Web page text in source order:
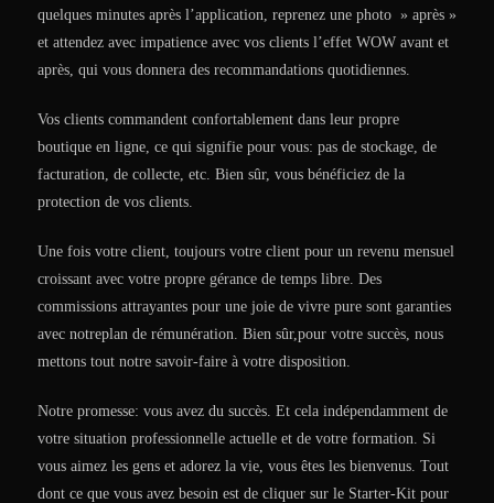
quelques minutes après l’application, reprenez une photo » après »
et attendez avec impatience avec vos clients l’effet WOW avant et
après, qui vous donnera des recommandations quotidiennes.
Vos clients commandent confortablement dans leur propre
boutique en ligne, ce qui signifie pour vous: pas de stockage, de
facturation, de collecte, etc. Bien sûr, vous bénéficiez de la
protection de vos clients.
Une fois votre client, toujours votre client pour un revenu mensuel
croissant avec votre propre gérance de temps libre. Des
commissions attrayantes pour une joie de vivre pure sont garanties
avec notreplan de rémunération. Bien sûr,pour votre succès, nous
mettons tout notre savoir-faire à votre disposition.
Notre promesse: vous avez du succès. Et cela indépendamment de
votre situation professionnelle actuelle et de votre formation. Si
vous aimez les gens et adorez la vie, vous êtes les bienvenus. Tout
dont ce que vous avez besoin est de cliquer sur le Starter-Kit pour